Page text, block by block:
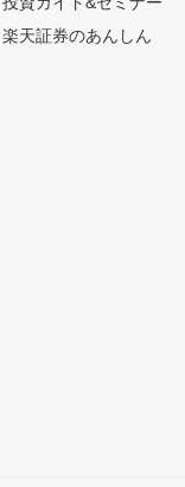
楽天証券のあんしん